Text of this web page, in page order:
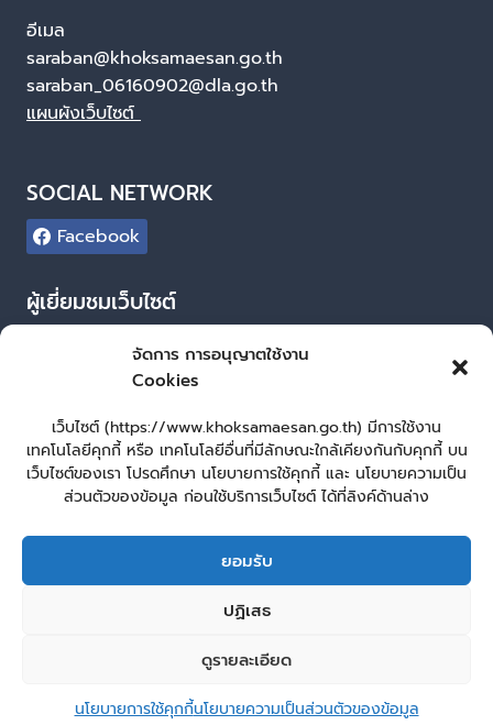
จัดการ การอนุญาตใช้งาน
Cookies
เว็บไซต์ (https://www.khoksamaesan.go.th) มีการใช้งาน
เทคโนโลยีคุกกี้ หรือ เทคโนโลยีอื่นที่มีลักษณะใกล้เคียงกันกับคุกกี้ บน
เว็บไซต์ของเรา โปรดศึกษา นโยบายการใช้คุกกี้ และ นโยบายความเป็น
ส่วนตัวของข้อมูล ก่อนใช้บริการเว็บไซต์ ได้ที่ลิงค์ด้านล่าง
ยอมรับ
ปฏิเสธ
ดูรายละเอียด
นโยบายการใช้คุกกี้นโยบายความเป็นส่วนตัวของข้อมูล
อีเมล
saraban@khoksamaesan.go.th
saraban_06160902@dla.go.th
แผนผังเว็บไซต์
SOCIAL NETWORK
Facebook
ผู้เยี่ยมชมเว็บไซต์
25
เข้าสู่ระบบ
จัดทำเว็บไซต์
LopburiWebDesign.co
ยื่นแบบคำร้องทั่วไป
ร้องเรียน – ร้องทุกข์ ให้คำแนะนำ ข้อเสนอแนะ
แจ้งเรื่องร้องเรียนการทุจริต
คู่มือประชาชน
ศูนย์ข้อมูลข่าวสาร หน่วยงาน
กระดานสนทนา
Copyright © 2026 องค์การบริหารส่วนตำบลโคกแสมสาร